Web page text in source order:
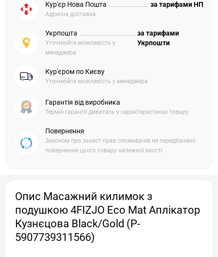
Кур'єр Нова Пошта
Адресна доставка
за тарифами НП
Укрпошта
Уточнюйте можливість у
менеджера
за тарифами
Укрпошти
Кур'єром по Києву
Уточнюйте можливість у менеджера
Гарантія від виробника
Термін гарантії дивитись у характеристиках товару
Повернення
Законом про захист прав споживачів не передбачено
повернення цього товару належної якості.
Опис Масажний килимок з
подушкою 4FIZJO Eco Mat Аплікатор
Кузнєцова Black/Gold (P-
5907739311566)